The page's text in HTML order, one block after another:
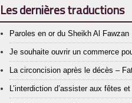
Les dernières traductions
Paroles en or du Sheikh Al Fawzan
Je souhaite ouvrir un commerce
La circoncision après le décès –
L’interdiction d’assister aux fêtes